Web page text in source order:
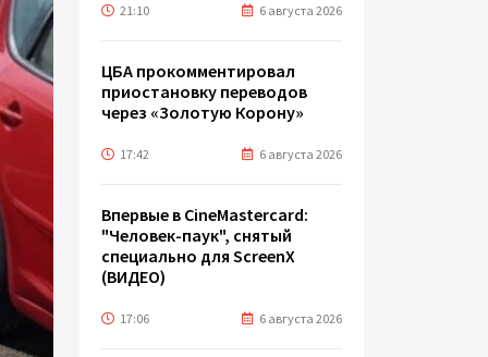
21:10 6 августа 2026
ЦБА прокомментировал
приостановку переводов
через «Золотую Корону»
17:42 6 августа 2026
Впервые в CineMastercard:
"Человек-паук", снятый
специально для ScreenX
(ВИДЕО)
17:06 6 августа 2026